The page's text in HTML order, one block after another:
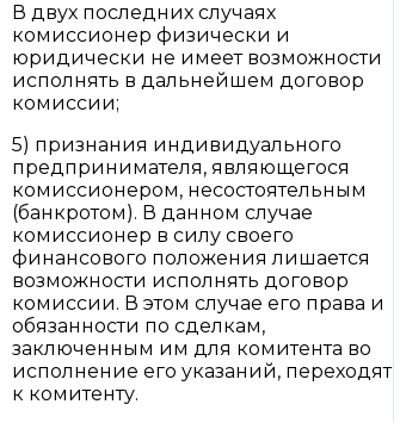
В двух последних случаях
комиссионер физически и
юридически не имеет возможности
исполнять в дальнейшем договор
комиссии;
5) признания индивидуального
предпринимателя, являющегося
комиссионером, несостоятельным
(банкротом). В данном случае
комиссионер в силу своего
финансового положения лишается
возможности исполнять договор
комиссии. В этом случае его права и
обязанности по сделкам,
заключенным им для комитента во
исполнение его указаний, переходят
к комитенту.